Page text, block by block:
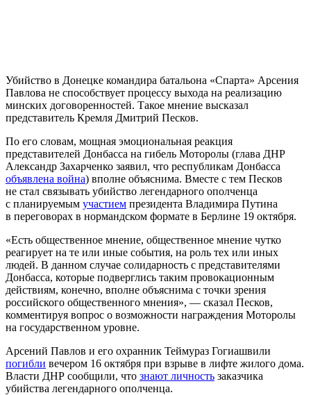
Убийство в Донецке командира батальона «Спарта» Арсения
Павлова не способствует процессу выхода на реализацию
минских договоренностей. Такое мнение высказал
представитель Кремля Дмитрий Песков.
По его словам, мощная эмоциональная реакция
представителей Донбасса на гибель Моторолы (глава ДНР
Александр Захарченко заявил, что республикам Донбасса
объявлена война) вполне объяснима. Вместе с тем Песков
не стал связывать убийство легендарного ополченца
с планируемым участием президента Владимира Путина
в переговорах в нормандском формате в Берлине 19 октября.
«Есть общественное мнение, общественное мнение чутко
реагирует на те или иные события, на роль тех или иных
людей. В данном случае солидарность с представителями
Донбасса, которые подверглись таким провокационным
действиям, конечно, вполне объяснима с точки зрения
российского общественного мнения», — сказал Песков,
комментируя вопрос о возможности награждения Моторолы
на государственном уровне.
Арсений Павлов и его охранник Теймураз Гогиашвили
погибли вечером 16 октября при взрыве в лифте жилого дома.
Власти ДНР сообщили, что знают личность заказчика
убийства легендарного ополченца.